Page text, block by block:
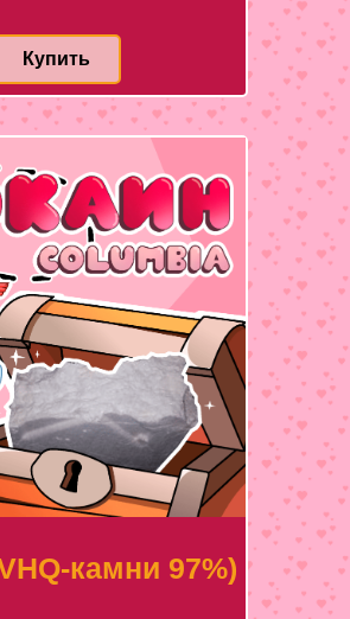
Купить
камни 97%)